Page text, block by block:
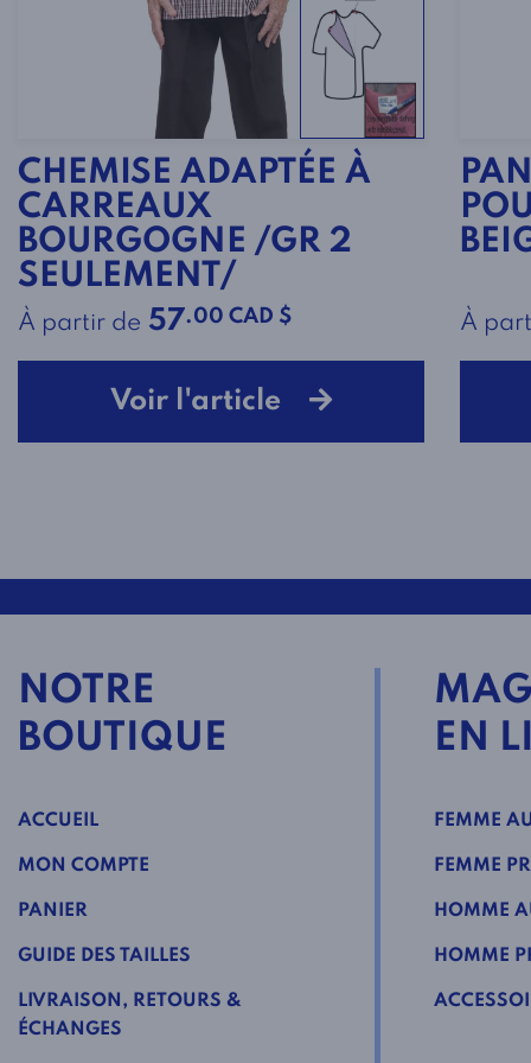
CHEMISE ADAPTÉE À
CARREAUX
BOURGOGNE /GR 2
SEULEMENT/
À partir de 57.00 CAD $
Voir l'article
À
NOTRE
BOUTIQUE
ACCUEIL
MON COMPTE
PANIER
GUIDE DES TAILLES
LIVRAISON, RETOURS &
ÉCHANGES
EN
FEMME
FEMME
HOMME
HOMME